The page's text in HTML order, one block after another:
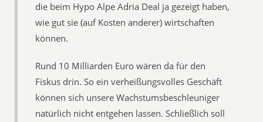
die beim Hypo Alpe Adria Deal ja gezeigt haben,
wie gut sie (auf Kosten anderer) wirtschaften
können.
Rund 10 Milliarden Euro wären da für den
Fiskus drin. So ein verheißungsvolles Geschäft
können sich unsere Wachstumsbeschleuniger
natürlich nicht entgehen lassen. Schließlich soll